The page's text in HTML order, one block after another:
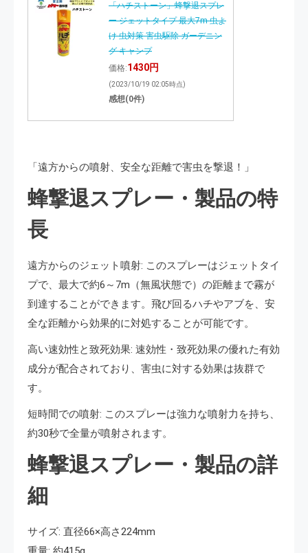
「ハチストーン」蜂撃退スプレ
ー ジェットタイプ 最大7m 虫よ
け 虫対策 害虫駆除 ガーデニン
グ キャンプ
価格:1430円
(2023/10/19 02:05時点)
感想(0件)
「遠方からの噴射、安全な距離で害虫を撃退！」
蜂撃退スプレー・製品の特
長
遠方からのジェット噴射: このスプレーはジェットタイ
プで、最大で約6～7m（無風状態で）の距離まで霧が
到達することができます。飛び回るハチやアブを、安
全な距離から効果的に対処することが可能です。
高い速効性と致死効果: 速効性・致死効果の優れた有効
成分が配合されており、害虫に対する効果は抜群で
す。
短時間での噴射: このスプレーは強力な噴射力を持ち、
約30秒で全量が噴射されます。
蜂撃退スプレー・製品の詳
細
サイズ: 直径66×高さ224mm